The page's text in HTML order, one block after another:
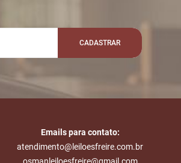
CADASTRAR
Emails para contato:
atendimento@leiloesfreire.com.br
osmanleiloesfreire@gmail.com